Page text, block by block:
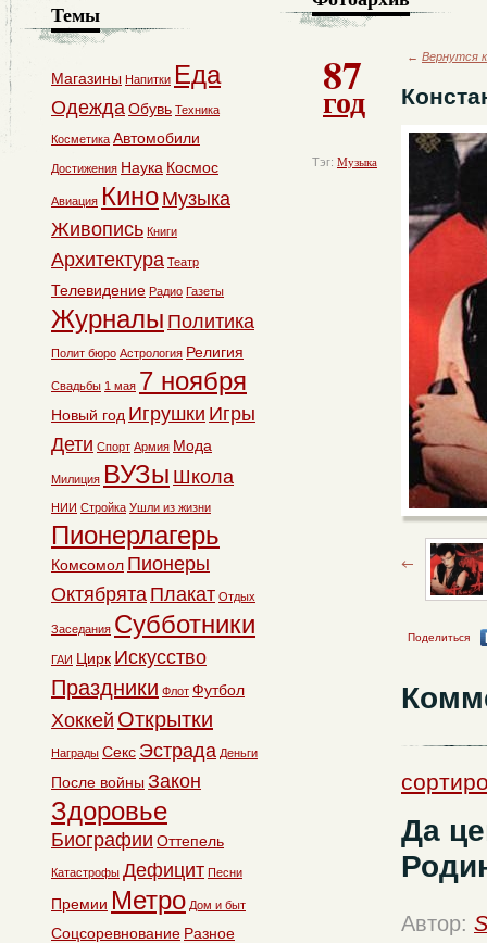
87
год
Тэг: Музыка
← Вернутся
Поделиться
Да
Автор:
Темы
Магазины Напитки Еда
ОдеждаОбувь Техника
Косметика Автомобили
Достижения Наука Космос
Авиация Кино Музыка
Живопись Книги
Архитектура Театр
Телевидение Радио Газеты
Журналы Политика
Полит бюро Астрология Религия
Свадьбы 1 мая 7 ноября
Новый год Игрушки Игры
Дети Спорт Армия Мода
Милиция ВУЗы Школа
НИИ Стройка Ушли из жизни
Пионерлагерь
Комсомол Пионеры
Октябрята Плакат Отдых
Заседания Субботники
ГАИ Цирк Искусство
Праздники Флот Футбол
Хоккей Открытки
Награды Секс Эстрада Деньги
После войны Закон
Здоровье
Биографии Оттепель
Катастрофы Дефицит Песни
Премии Метро Дом и быт
Соцсоревнование Разное